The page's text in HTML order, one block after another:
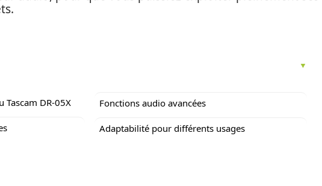
Tascam DR-05X Fonctions audio avancées
Adaptabilité pour différents usages